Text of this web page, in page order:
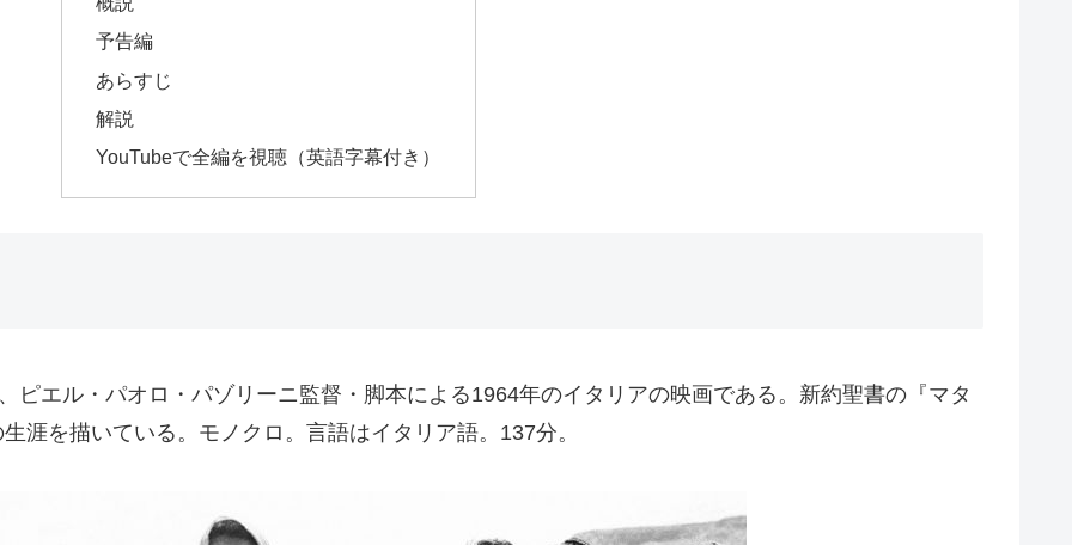
予告編
あらすじ
解説
YouTubeで全編を視聴（英語字幕付き）
ピエル・パオロ・パゾリーニ監督・脚本による1964年のイタリアの映画である。新約聖書の『マタ
涯を描いている。モノクロ。言語はイタリア語。137分。